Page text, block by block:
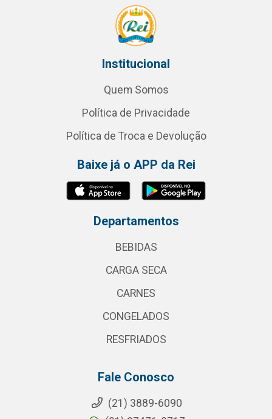
Institucional
Quem Somos
Política de Privacidade
Política de Troca e Devolução
Baixe já o APP da Rei
Departamentos
BEBIDAS
CARGA SECA
CARNES
CONGELADOS
RESFRIADOS
Fale Conosco
(21) 3889-6090